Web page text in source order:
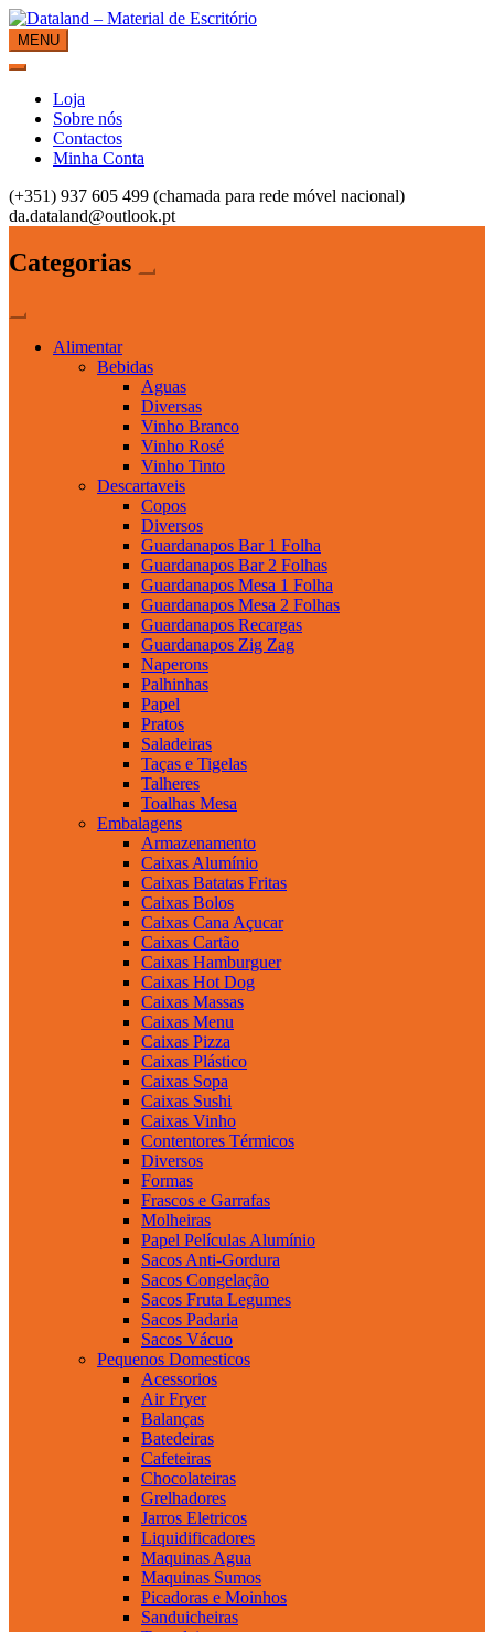
Skip
to
content
Dataland – Material de Escritório
Material de Escritório
MENU
Loja
Sobre nós
Contactos
Minha Conta
(+351) 937 605 499 (chamada para rede móvel nacional)
da.dataland@outlook.pt
Categorias
Alimentar
Bebidas
Aguas
Diversas
Vinho Branco
Vinho Rosé
Vinho Tinto
Descartaveis
Copos
Diversos
Guardanapos Bar 1 Folha
Guardanapos Bar 2 Folhas
Guardanapos Mesa 1 Folha
Guardanapos Mesa 2 Folhas
Guardanapos Recargas
Guardanapos Zig Zag
Naperons
Palhinhas
Papel
Pratos
Saladeiras
Taças e Tigelas
Talheres
Toalhas Mesa
Embalagens
Armazenamento
Caixas Alumínio
Caixas Batatas Fritas
Caixas Bolos
Caixas Cana Açucar
Caixas Cartão
Caixas Hamburguer
Caixas Hot Dog
Caixas Massas
Caixas Menu
Caixas Pizza
Caixas Plástico
Caixas Sopa
Caixas Sushi
Caixas Vinho
Contentores Térmicos
Diversos
Formas
Frascos e Garrafas
Molheiras
Papel Películas Alumínio
Sacos Anti-Gordura
Sacos Congelação
Sacos Fruta Legumes
Sacos Padaria
Sacos Vácuo
Pequenos Domesticos
Acessorios
Air Fryer
Balanças
Batedeiras
Cafeteiras
Chocolateiras
Grelhadores
Jarros Eletricos
Liquidificadores
Maquinas Agua
Maquinas Sumos
Picadoras e Moinhos
Sanduicheiras